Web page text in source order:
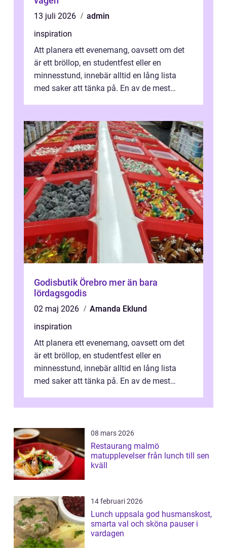
13 juli 2026
admin
inspiration
Att planera ett evenemang, oavsett om det
är ett bröllop, en studentfest eller en
minnesstund, innebär alltid en lång lista
med saker att tänka på. En av de mest
Godisbutik Örebro mer än bara
lördagsgodis
02 maj 2026
Amanda Eklund
inspiration
Att planera ett evenemang, oavsett om det
är ett bröllop, en studentfest eller en
minnesstund, innebär alltid en lång lista
med saker att tänka på. En av de mest
08 mars 2026
Restaurang malmö
matupplevelser från lunch till sen
kväll
14 februari 2026
Lunch uppsala god husmanskost,
smarta val och sköna pauser i
vardagen